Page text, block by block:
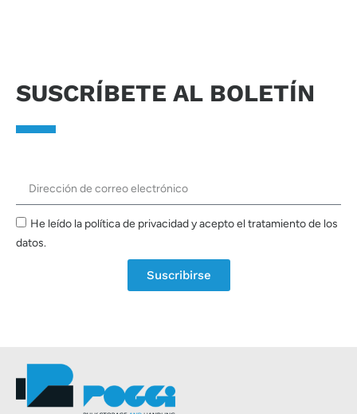
SUSCRÍBETE AL BOLETÍN
He leído la política de privacidad y acepto el tratamiento de los
datos.
Suscribirse